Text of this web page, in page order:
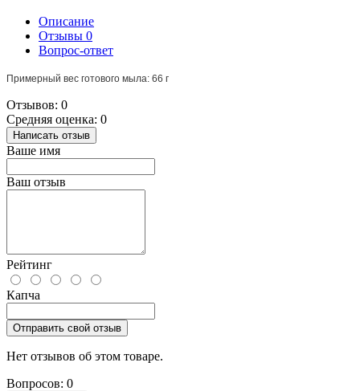
Описание
Отзывы 0
Вопрос-ответ
Примерный вес готового мыла: 66 г
Отзывов: 0
Средняя оценка: 0
Написать отзыв
Ваше имя
Ваш отзыв
Рейтинг
Капча
Отправить свой отзыв
Нет отзывов об этом товаре.
Вопросов: 0